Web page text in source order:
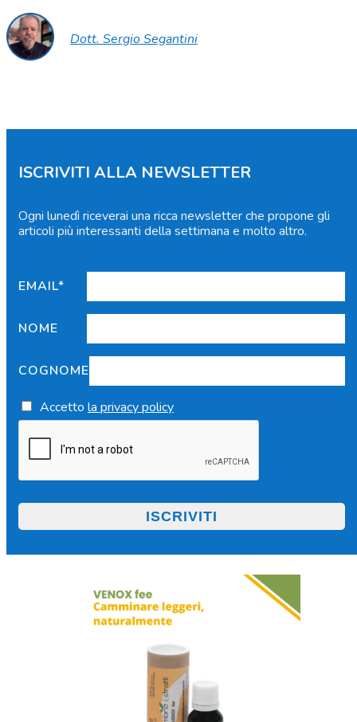
Dott. Sergio Segantini
ISCRIVITI ALLA NEWSLETTER
Ogni lunedì riceverai una ricca newsletter che propone gli
articoli più interessanti della settimana e molto altro.
EMAIL*
NOME
COGNOME
Accetto la privacy policy